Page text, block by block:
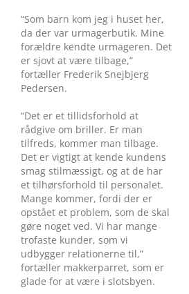
“Som barn kom jeg i huset her,
da der var urmagerbutik. Mine
forældre kendte urmageren. Det
er sjovt at være tilbage,”
fortæller Frederik Snejbjerg
Pedersen.
“Det er et tillidsforhold at
rådgive om briller. Er man
tilfreds, kommer man tilbage.
Det er vigtigt at kende kundens
smag stilmæssigt, og at de har
et tilhørsforhold til personalet.
Mange kommer, fordi der er
opstået et problem, som de skal
gøre noget ved. Vi har mange
trofaste kunder, som vi
udbygger relationerne til,”
fortæller makkerparret, som er
glade for at være i slotsbyen.